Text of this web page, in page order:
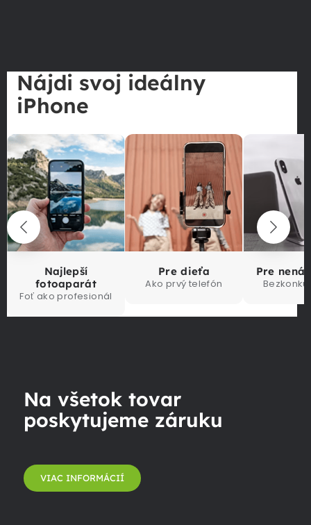
Nájdi svoj ideálny
iPhone
Najlepší
fotoaparát
Foť ako profesionál
Pre dieťa
Ako prvý telefón
Pre
Na všetok tovar
poskytujeme záruku
VIAC INFORMÁCIÍ